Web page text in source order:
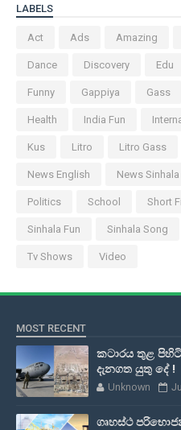
LABELS
Act Ads Amazing
Dance Discovery Edu
Funny Gappiya Gass
Health India Fun
Kus Litro Litro Gass
News English News Sinhala
Politics School Short
Sinhala Fun Sinhala Song
Tv Shows Video
MOST RECENT
කටාරය තුළ
දැනගත යුතු දේ !
Unknown
ගෘහස්ථ